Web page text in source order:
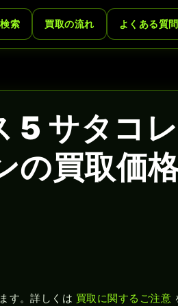
索 買取の流れ よくある質問
5 サタコ
の買取価
す。詳しくは 買取に関するご注意